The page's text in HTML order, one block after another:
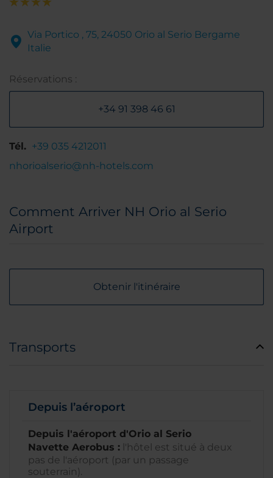
Via Portico , 75, 24050 Orio al Serio Bergame
Italie
Réservations :
+34 91 398 46 61
Tél. +39 035 4212011
nhorioalserio@nh-hotels.com
Comment Arriver NH Orio al Serio
Airport
Obtenir l'itinéraire
Transports
Depuis l’aéroport
Depuis l'aéroport d'Orio al Serio
Navette Aerobus : l'hôtel est situé à deux
pas de l'aéroport (par un passage
souterrain).